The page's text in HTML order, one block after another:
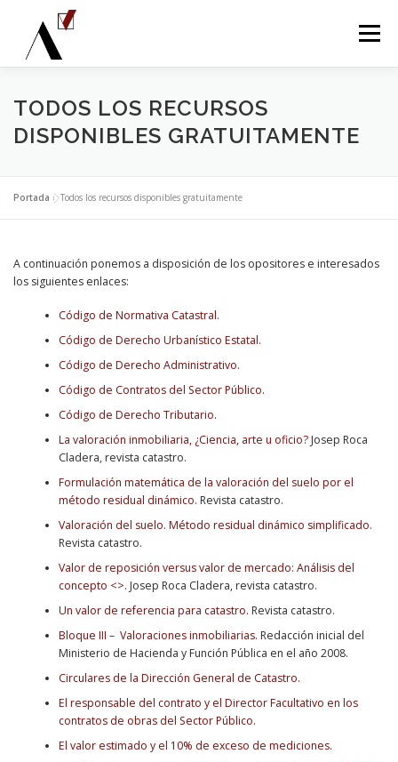
contenido
Menú
INICIO ARQUITECTOS DE HACIENDA
CONTACTO
TODOS LOS RECURSOS
DISPONIBLES GRATUITAMENTE
Portada »Todos los recursos disponibles gratuitamente
A continuación ponemos a disposición de los opositores e interesados
los siguientes enlaces:
Código de Normativa Catastral.
Código de Derecho Urbanístico Estatal.
Código de Derecho Administrativo.
Código de Contratos del Sector Público.
Código de Derecho Tributario.
La valoración inmobiliaria, ¿Ciencia, arte u oficio?Josep Roca
Cladera, revista catastro.
Formulación matemática de la valoración del suelo por el
método residual dinámico. Revista catastro.
Valoración del suelo. Método residual dinámico simplificado.
Revista catastro.
Valor de reposición versus valor de mercado: Análisis del
concepto <>. Josep Roca Cladera, revista catastro.
Un valor de referencia para catastro. Revista catastro.
Bloque III – Valoraciones inmobiliarias. Redacción inicial del
Ministerio de Hacienda y Función Pública en el año 2008.
Circulares de la Dirección General de Catastro.
El responsable del contrato y el Director Facultativo en los
contratos de obras del Sector Público.
El valor estimado y el 10% de exceso de mediciones.